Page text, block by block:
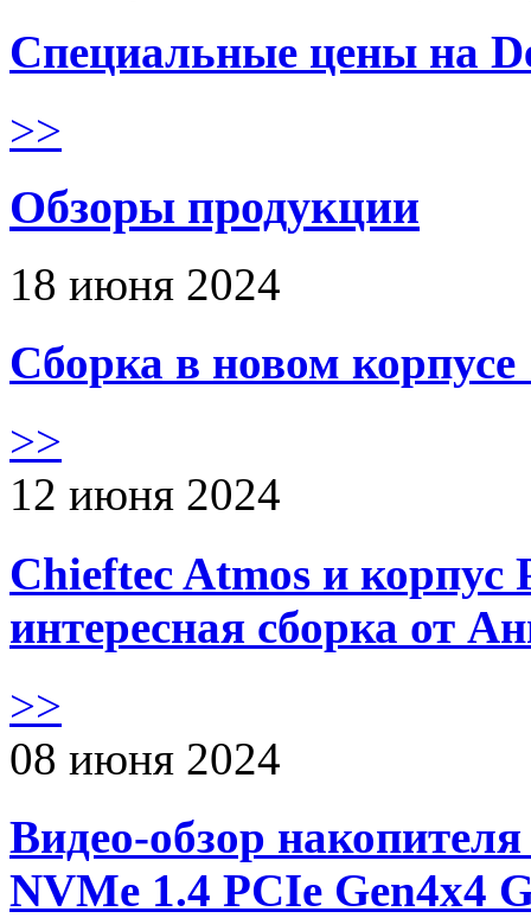
Специальные цены на
>>
Обзоры продукции
18 июня 2024
Сборка в новом
>>
12 июня 2024
Chieftec Atmos и корпус
интересная сборка от
>>
08 июня 2024
Видео-обзор
NVMe 1.4 PCIe Gen4х4